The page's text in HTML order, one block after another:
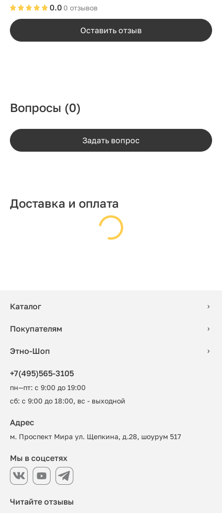
0 отзывов
0.0
Оставить отзыв
Вопросы (0)
Задать вопрос
Доставка и оплата
Каталог
Покупателям
Этно-Шоп
+7(495)565-3105
пн—пт: с 9:00 до 19:00
сб: с 9:00 до 18:00, вс - выходной
Читайте отзывы
Адрес
м. Проспект Мира ул. Щепкина, д.28, шоурум 517
Мы в соцсетях